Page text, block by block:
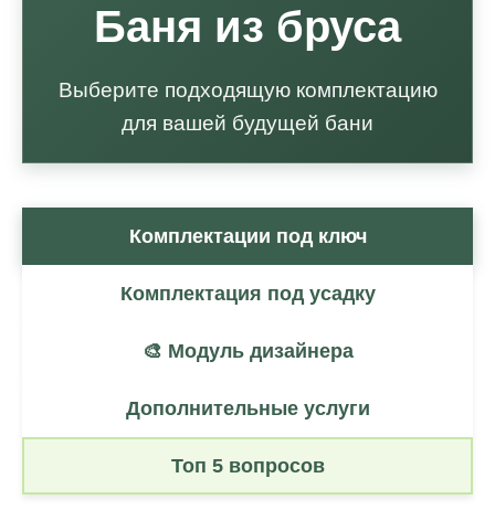
Баня из бруса
Выберите подходящую комплектацию
для вашей будущей бани
Комплектации под ключ
Комплектация под усадку
🎨 Модуль дизайнера
Дополнительные услуги
Топ 5 вопросов